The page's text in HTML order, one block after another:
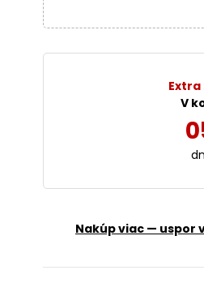
Extra
V
Nakúp viac — uspor